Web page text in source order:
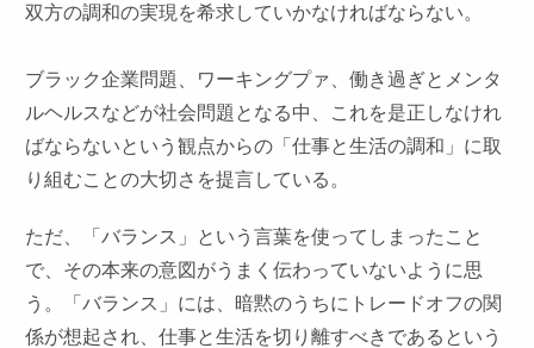
双方の調和の実現を希求していかなければならない。
ブラック企業問題、ワーキングプァ、働き過ぎとメンタ
ルヘルスなどが社会問題となる中、これを是正しなけれ
ばならないという観点からの「仕事と生活の調和」に取
り組むことの大切さを提言している。
ただ、「バランス」という言葉を使ってしまったこと
で、その本来の意図がうまく伝わっていないように思
う。「バランス」には、暗黙のうちにトレードオフの関
係が想起され、仕事と生活を切り離すべきであるという